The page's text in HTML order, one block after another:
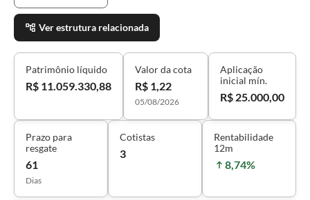
Ver estrutura relacionada
Patrimônio líquido
R$ 11.059.330,88
Valor da cota
R$ 1,22
05/08/2026
Aplicação
inicial mín.
R$ 25.000,00
Prazo para
resgate
61
Dias
Cotistas
3
Rentabilidade
12m
8,74%